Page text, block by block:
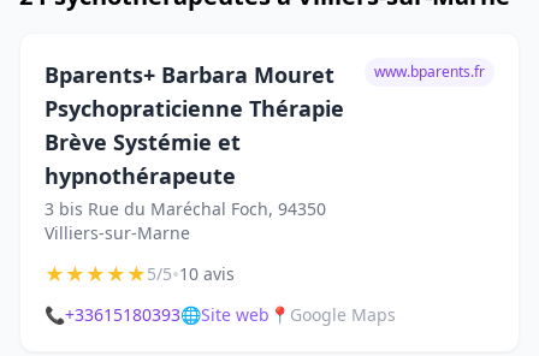
Bparents+ Barbara Mouret
Psychopraticienne Thérapie
Brève Systémie et
hypnothérapeute
3 bis Rue du Maréchal Foch, 94350
Villiers-sur-Marne
www.bparents.fr
★★★★★5/5•10 avis
📞+33615180393🌐Site web 📍 Google Maps